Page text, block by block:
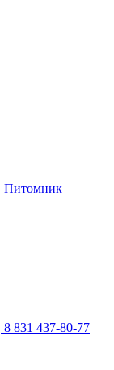
Питомник
8 831 437-80-77